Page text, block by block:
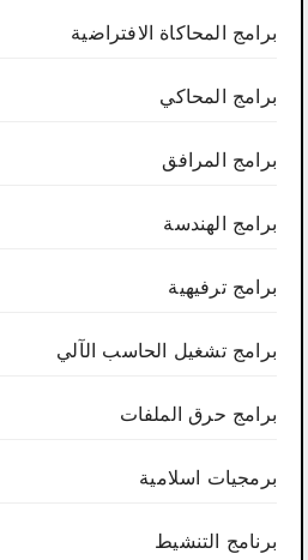
برامج المحاكاة الافتراضية
برامج المحاكي
برامج المرافق
برامج الهندسة
برامج ترفيهية
برامج تشغيل الحاسب الآلي
برامج حرق الملفات
برمجيات اسلامية
برنامج التنشيط